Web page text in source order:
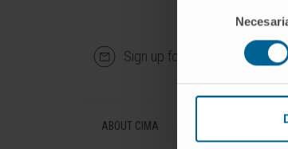
consentimiento
Sign up for our newsletter
ABOUT CIMA